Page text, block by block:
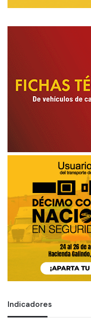
Indicadores